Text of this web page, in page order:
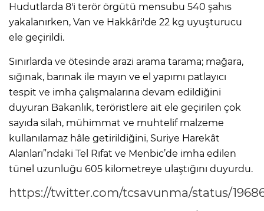
Hudutlarda 8'i terör örgütü mensubu 540 şahıs
yakalanırken, Van ve Hakkâri'de 22 kg uyuşturucu
ele geçirildi.
Sınırlarda ve ötesinde arazi arama tarama; mağara,
sığınak, barınak ile mayın ve el yapımı patlayıcı
tespit ve imha çalışmalarına devam edildiğini
duyuran Bakanlık, teröristlere ait ele geçirilen çok
sayıda silah, mühimmat ve muhtelif malzeme
kullanılamaz hâle getirildiğini, Suriye Harekât
Alanları”ndaki Tel Rıfat ve Menbic’de imha edilen
tünel uzunluğu 605 kilometreye ulaştığını duyurdu.
https://twitter.com/tcsavunma/status/